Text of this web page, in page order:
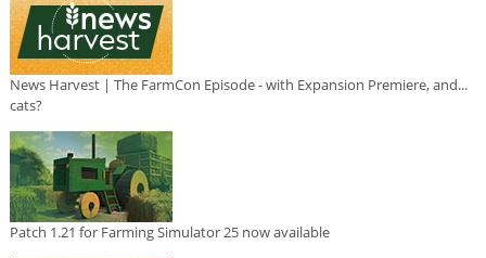
News Harvest | The FarmCon Episode - with Expansion Premiere, and...
cats?
Patch 1.21 for Farming Simulator 25 now available